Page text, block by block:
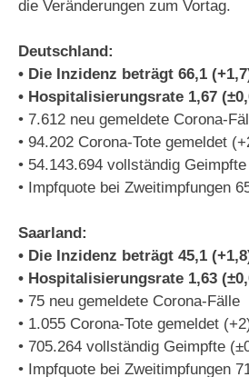
die Veränderungen zum Vortag.
Deutschland:
• Die Inzidenz beträgt 66,1
• Hospitalisierungsrate 1,67
• 7.612 neu gemeldete Corona-
• 94.202 Corona-Tote gemeldet
• 54.143.694 vollständig
• Impfquote bei Zweitimpfungen
Saarland:
• Die Inzidenz beträgt 45,1
• Hospitalisierungsrate 1,63
• 75 neu gemeldete Corona-Fälle
• 1.055 Corona-Tote gemeldet
• 705.264 vollständig Geimpfte
• Impfquote bei Zweitimpfungen